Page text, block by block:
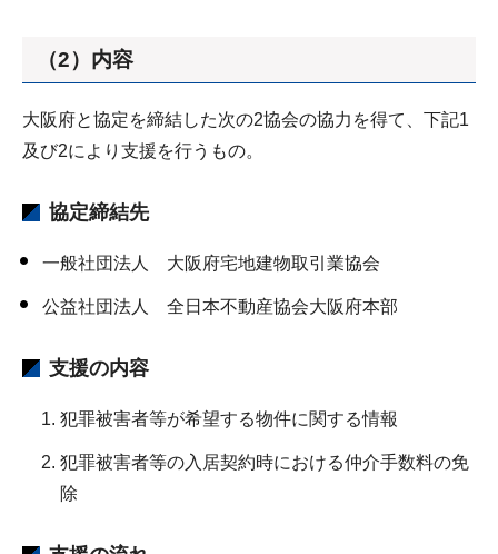
（2）内容
大阪府と協定を締結した次の2協会の協力を得て、下記1
及び2により支援を行うもの。
協定締結先
一般社団法人 大阪府宅地建物取引業協会
公益社団法人 全日本不動産協会大阪府本部
支援の内容
犯罪被害者等が希望する物件に関する情報
犯罪被害者等の入居契約時における仲介手数料の免
除